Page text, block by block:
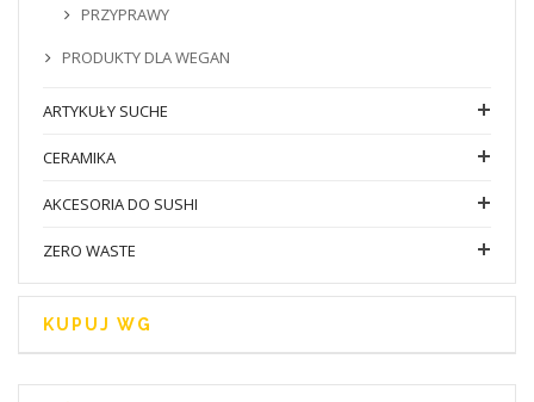
PRZYPRAWY
PRODUKTY DLA WEGAN
ARTYKUŁY SUCHE
CERAMIKA
AKCESORIA DO SUSHI
ZERO WASTE
KUPUJ WG